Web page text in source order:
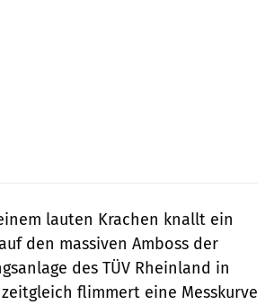
lauten Krachen knallt ein
den massiven Amboss der
des TÜV Rheinland in
flimmert eine Messkurve